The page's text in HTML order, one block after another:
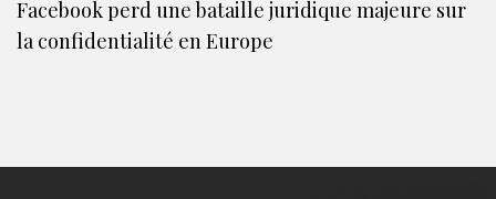
Facebook perd une bataille juridique majeure sur
la confidentialité en Europe